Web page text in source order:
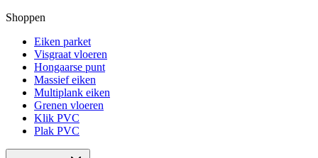
Shoppen
Eiken parket
Visgraat vloeren
Hongaarse punt
Massief eiken
Multiplank eiken
Grenen vloeren
Klik PVC
Plak PVC